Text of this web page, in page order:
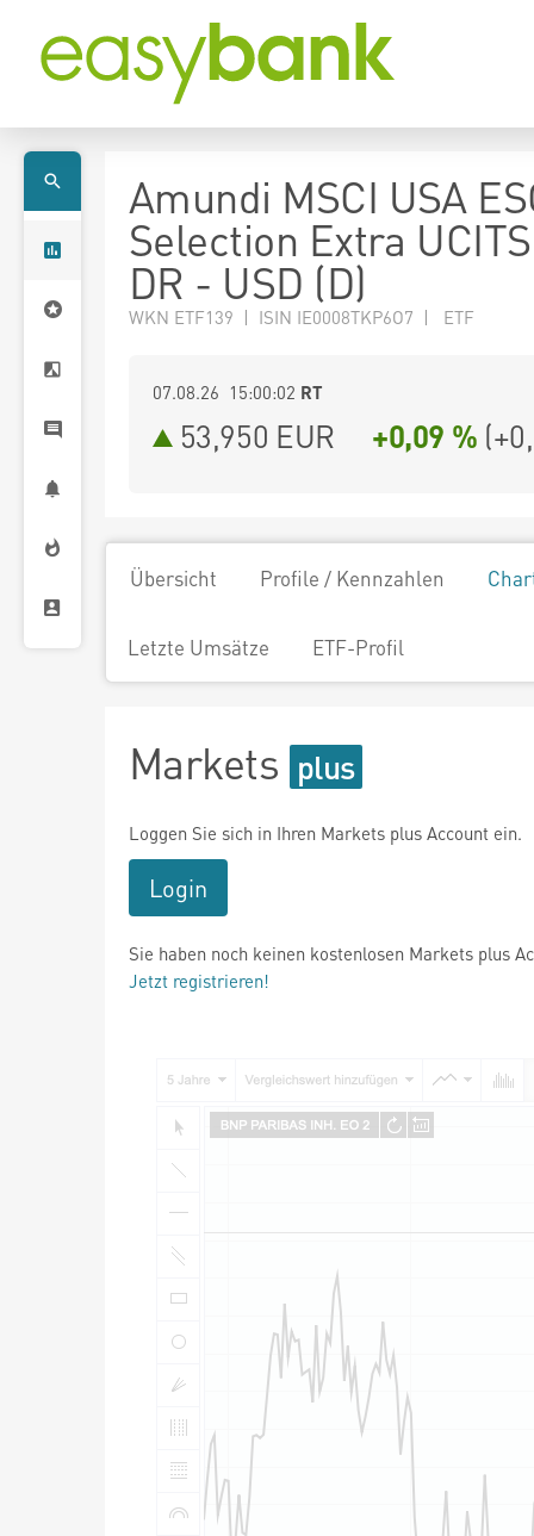
Amundi MSCI USA
Selection Extra
DR - USD (D)
WKN ETF139 | ISIN IE0008TKP6O7 | ETF
07.08.26 15:00:02 RT
53,950 EUR +0,09 % (
Übersicht Profile / Kennzahlen
Letzte Umsätze ETF-Profil
Markets
Loggen Sie sich in Ihren Markets plus Account ein.
Login
Sie haben noch keinen kostenlosen Markets plus
Jetzt registrieren!